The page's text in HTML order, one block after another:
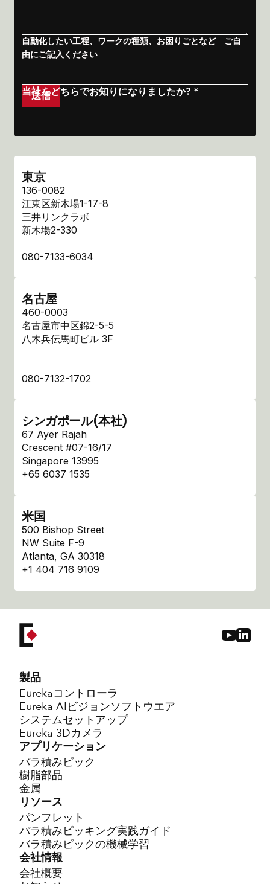
自動化したい工程、ワークの種類、お困りごとなど ご自
由にご記入ください
当社をどちらでお知りになりましたか? *
東京
136-0082
江東区新木場1-17-8
三井リンクラボ
新木場2-330
080-7133-6034
名古屋
460-0003
名古屋市中区錦2-5-5
八木兵伝馬町ビル 3F
080-7132-1702
シンガポール(本社)
67 Ayer Rajah
Crescent #07-16/17
Singapore 13995
+65 6037 1535
米国
500 Bishop Street
NW Suite F-9
Atlanta, GA 30318
+1 404 716 9109
製品
Eurekaコントローラ
Eureka AIビジョンソフトウエア
システムセットアップ
Eureka 3Dカメラ
アプリケーション
バラ積みピック
樹脂部品
金属
リソース
パンフレット
バラ積みピッキング実践ガイド
バラ積みピックの機械学習
会社情報
会社概要